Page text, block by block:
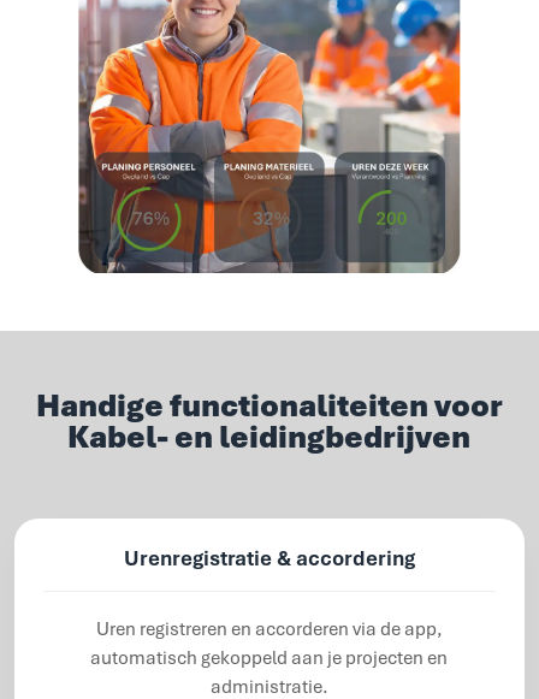
Handige functionaliteiten voor
Kabel- en leidingbedrijven
Urenregistratie & accordering
Uren registreren en accorderen via de app,
automatisch gekoppeld aan je projecten en
administratie.